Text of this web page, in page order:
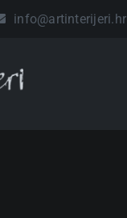
info@artinterijeri.hr